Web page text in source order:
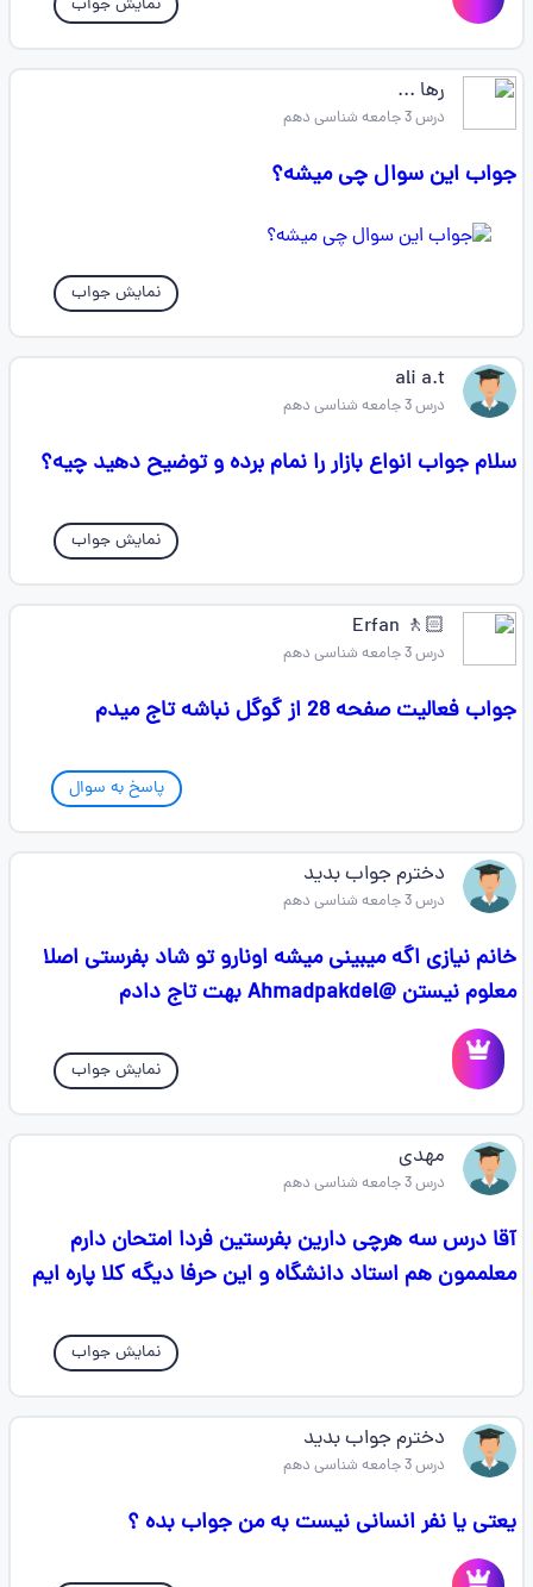
نمایش جواب
رها ...
درس 3 جامعه شناسی دهم
جواب این سوال چی میشه؟
نمایش جواب
ali a.t
درس 3 جامعه شناسی دهم
سلام جواب انواع بازار را نمام برده و توضیح دهید چیه؟
نمایش جواب
🚶🏻 Erfan
درس 3 جامعه شناسی دهم
جواب فعالیت صفحه 28 از گوگل نباشه تاج میدم
پاسخ به سوال
دخترم جواب بدید
درس 3 جامعه شناسی دهم
خانم نیازی اگه میبینی میشه اونارو تو شاد بفرستی اصلا
معلوم نیستن @Ahmadpakdel بهت تاج دادم
نمایش جواب
مهدی
درس 3 جامعه شناسی دهم
آقا درس سه هرچی دارین بفرستین فردا امتحان دارم
معلممون هم استاد دانشگاه و این حرفا دیگه کلا پاره ایم
نمایش جواب
دخترم جواب بدید
درس 3 جامعه شناسی دهم
یعتی یا نفر انسانی نیست به من جواب بده ؟